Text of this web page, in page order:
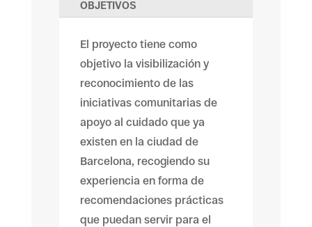
OBJETIVOS
El proyecto tiene como
objetivo la visibilización y
reconocimiento de las
iniciativas comunitarias de
apoyo al cuidado que ya
existen en la ciudad de
Barcelona, ​​recogiendo su
experiencia en forma de
recomendaciones prácticas
que puedan servir para el